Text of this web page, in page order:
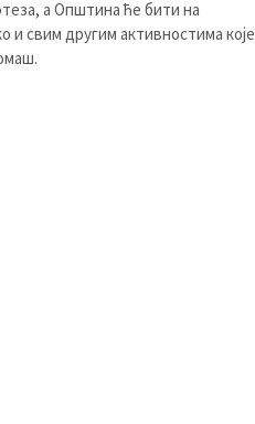
а Општина ће бити на
и свим другим активностима које